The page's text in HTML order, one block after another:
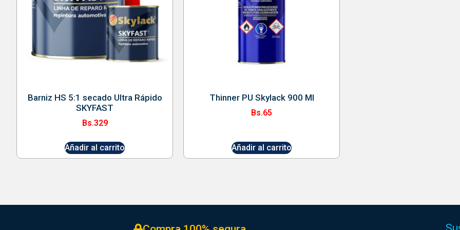
Barniz HS 5:1 secado Ultra Rápido
SKYFAST
Bs.329
Añadir al carrito
Thinner PU Skylack 900 Ml
Bs.65
Añadir al carrito